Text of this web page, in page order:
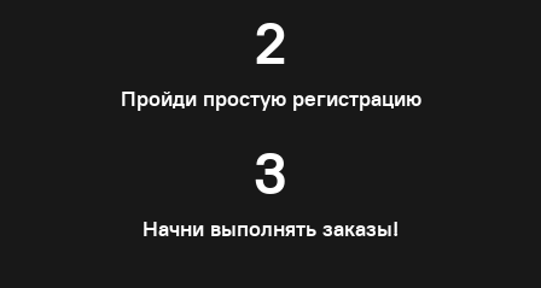
2
Пройди простую регистрацию
3
Начни выполнять заказы!